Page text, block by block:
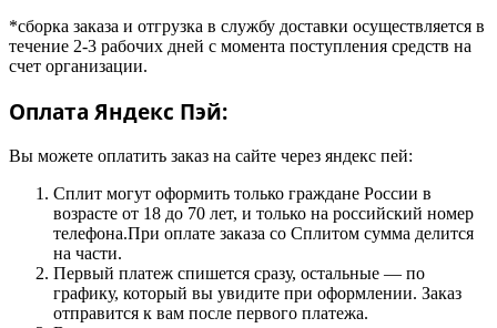
*сборка заказа и отгрузка в службу доставки осуществляется в
течение 2-3 рабочих дней с момента поступления средств на
счет организации.
Оплата Яндекс Пэй:
Вы можете оплатить заказ на сайте через яндекс пей:
Сплит могут оформить только граждане России в
возрасте от 18 до 70 лет, и только на российский номер
телефона.При оплате заказа со Сплитом сумма делится
на части.
Первый платеж спишется сразу, остальные — по
графику, который вы увидите при оформлении. Заказ
отправится к вам после первого платежа.